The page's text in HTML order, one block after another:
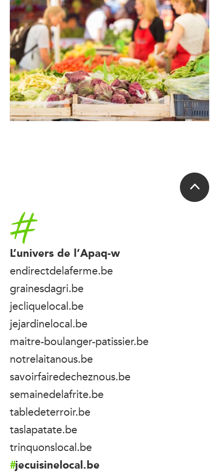
Accueil
L’univers de l’Apaq-w
endirectdelaferme.be
grainesdagri.be
jecliquelocal.be
jejardinelocal.be
maitre-boulanger-patissier.be
notrelaitanous.be
savoirfairedecheznous.be
semainedelafrite.be
tabledeterroir.be
taslapatate.be
trinquonslocal.be
jecuisinelocal.be